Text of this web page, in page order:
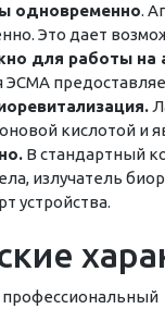
одновременно.
Это дает
для работы на
кислотой и
В стандартный
излучатель
устройства.
профессиональный